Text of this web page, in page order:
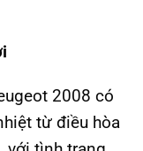
2008 có
từ điều hòa